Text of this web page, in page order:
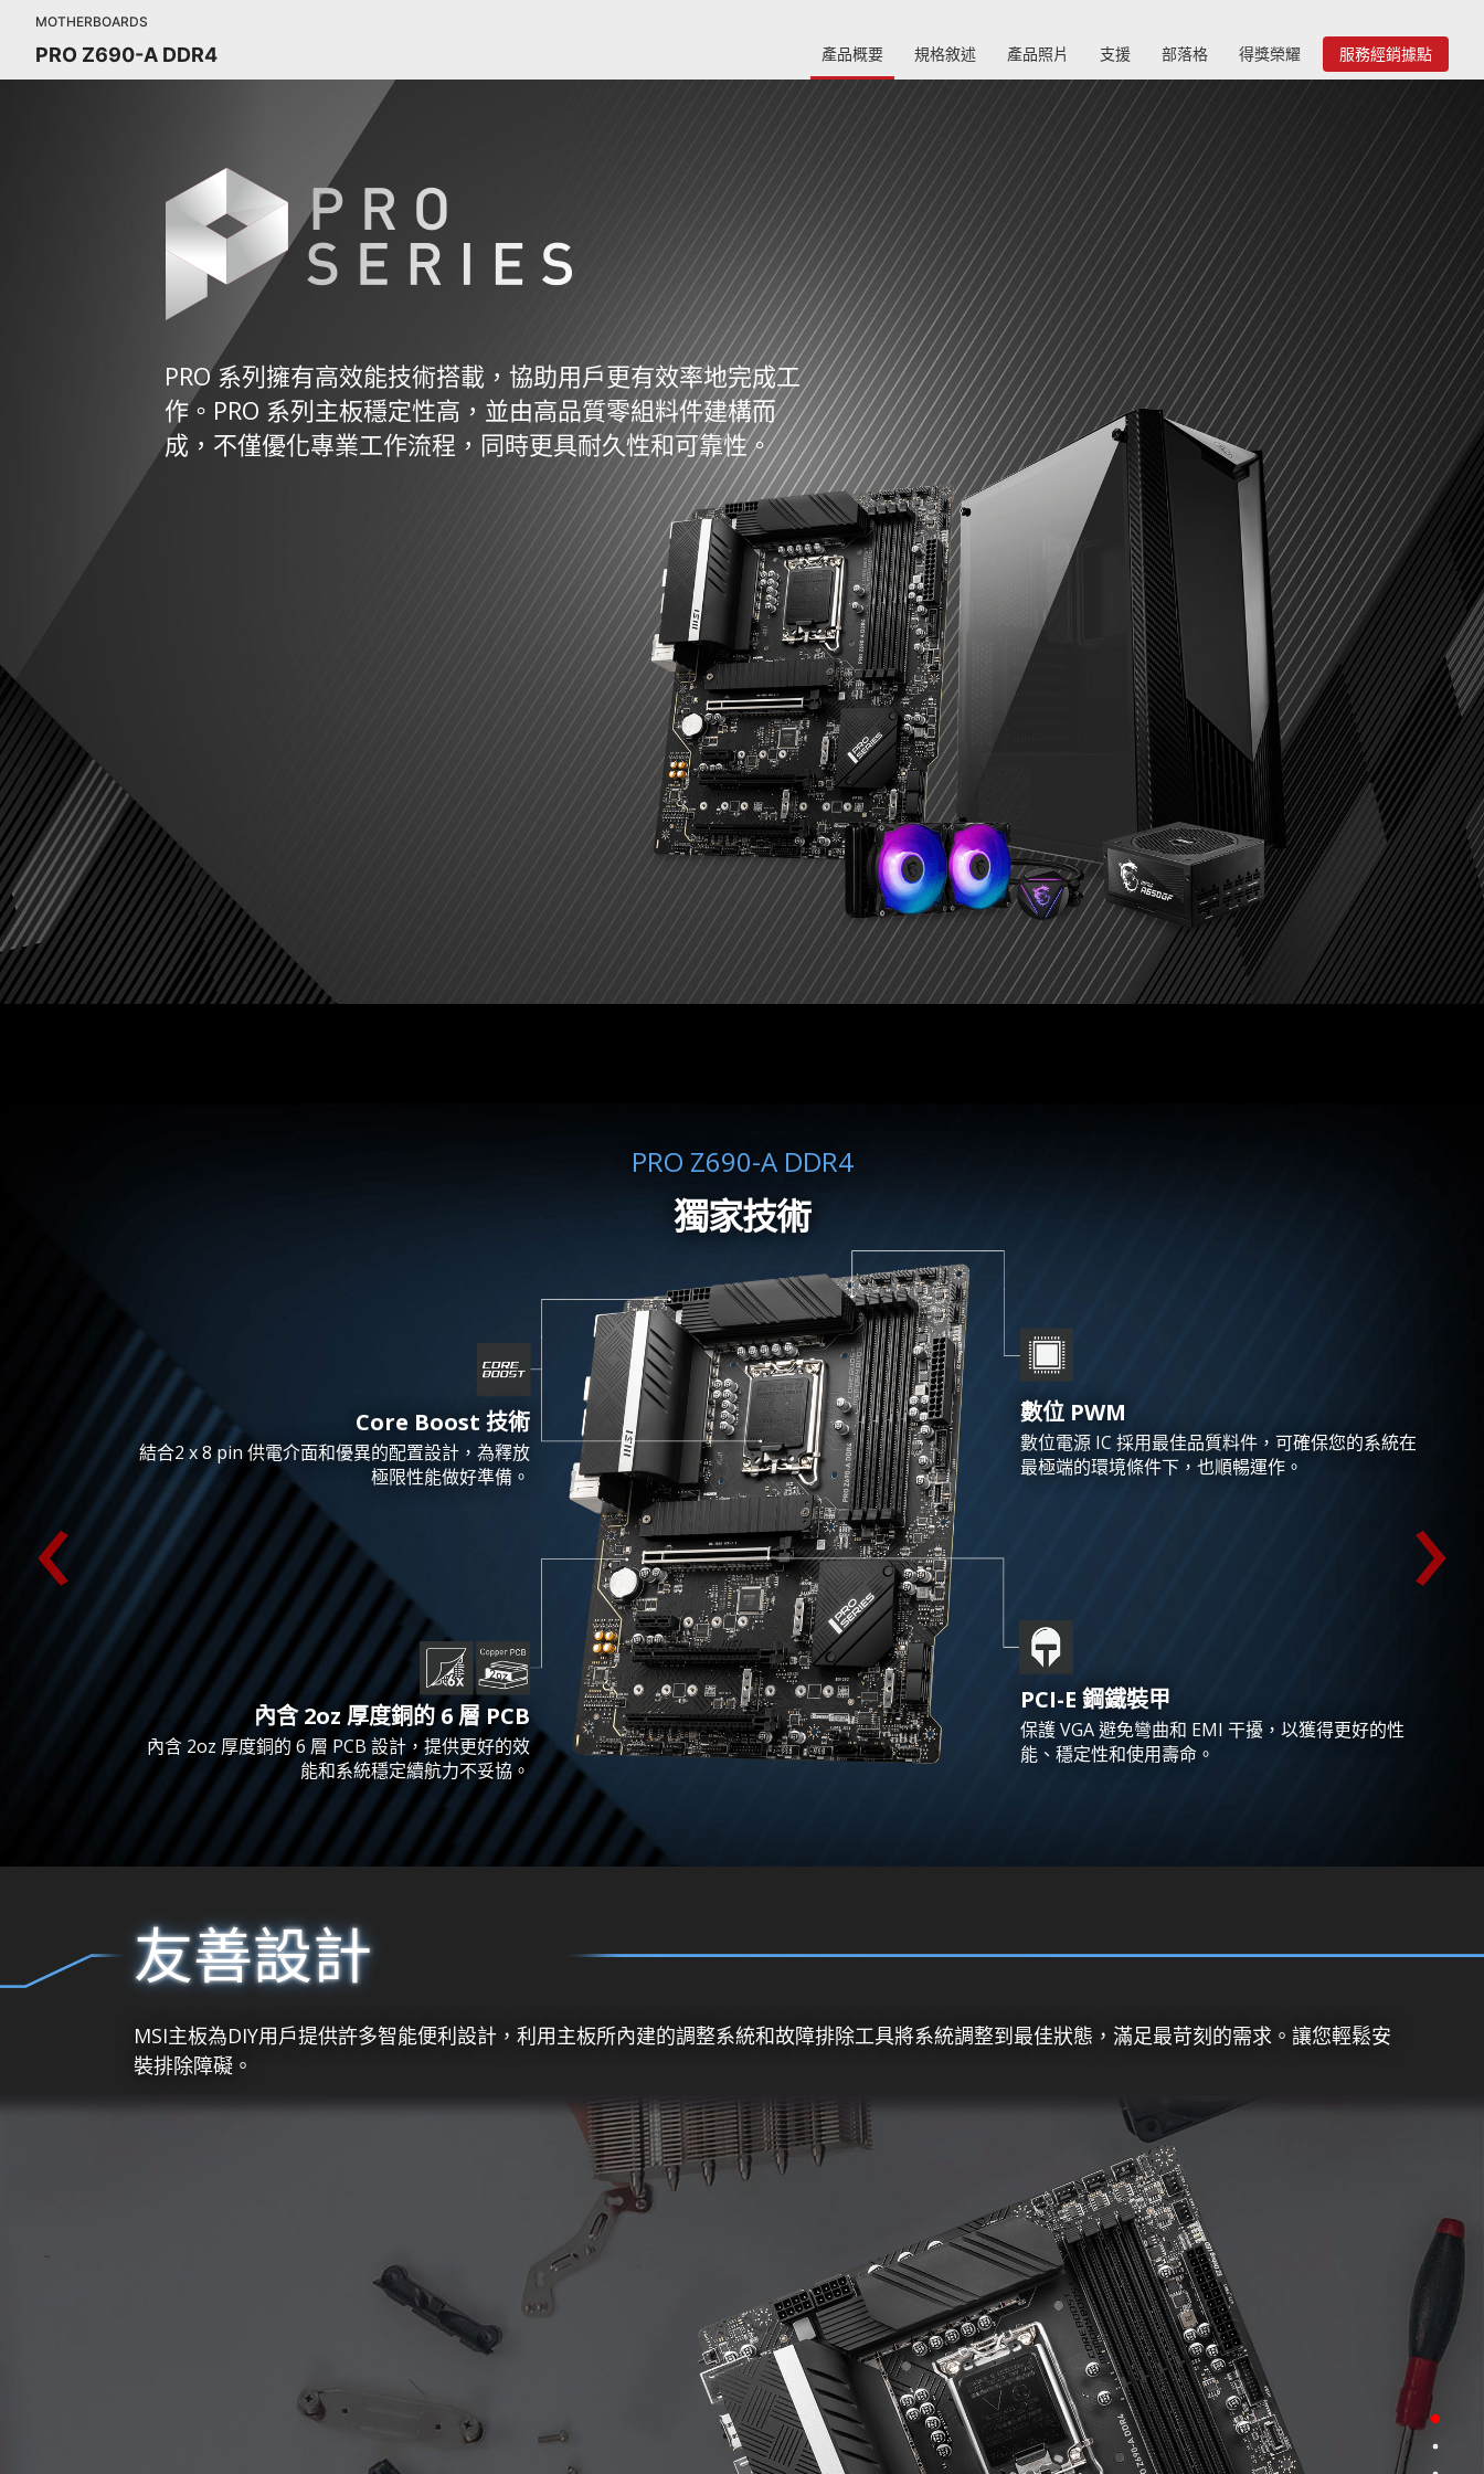
MOTHERBOARDS
PRO Z690-A DDR4 產品概要 規格敘述 產品照片 支援 部落格 得獎榮耀 服務經銷據點
PRO 系列擁有高效能技術搭載，協助用戶更有效率地完成工
作。PRO 系列主板穩定性高，並由高品質零組料件建構而
成，不僅優化專業工作流程，同時更具耐久性和可靠性。
PRO Z690-A DDR4
獨家技術
Core Boost 技術
結合2 x 8 pin 供電介面和優異的配置設計，為釋放
極限性能做好準備。
內含 2oz 厚度銅的 6 層 PCB
內含 2oz 厚度銅的 6 層 PCB 設計，提供更好的效
能和系統穩定續航力不妥協。
數位 PWM
數位電源 IC 採用最佳品質料件，可確保您的系統在
最極端的環境條件下，也順暢運作。
PCI-E 鋼鐵裝甲
保護 VGA 避免彎曲和 EMI 干擾，以獲得更好的性
能、穩定性和使用壽命。
‹ ›
友善設計
MSI主板為DIY用戶提供許多智能便利設計，利用主板所內建的調整系統和故障排除工具將系統調整到最佳狀態，滿足最苛刻的需求。讓您輕鬆安
裝排除障礙。